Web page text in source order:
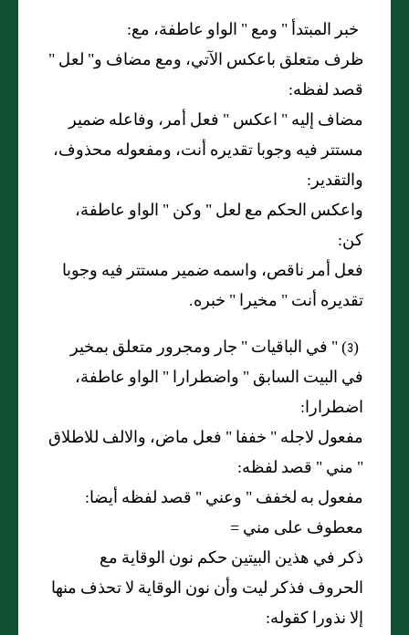
خبر المبتدأ "ومع"الواو عاطفة، مع:
ظرف متعلق باعكس الآتي، ومع مضاف و"لعل"
قصد لفظه:
مضاف إليه"اعكس"فعل أمر، وفاعله ضمير
مستتر فيه وجوبا تقديره أنت، ومفعوله محذوف،
والتقدير:
واعكس الحكم مع لعل"وكن"الواو عاطفة،
كن:
فعل أمر ناقص، واسمه ضمير مستتر فيه وجوبا
تقديره أنت"مخيرا"خبره.
(3) "
في الباقيات"جار ومجرور متعلق بمخير
في البيت السابق"واضطرارا"الواو عاطفة،
اضطرارا:
مفعول لاجله"خففا"فعل ماض، والالف للاطلاق
"مني"قصد لفظه:
مفعول به لخفف"وعني"قصد لفظه أيضا:
معطوف على مني =
ذكر في هذين البيتين حكم نون الوقاية مع
الحروف فذكر ليت وأن نون الوقاية لا تحذف منها
إلا نذورا كقوله: